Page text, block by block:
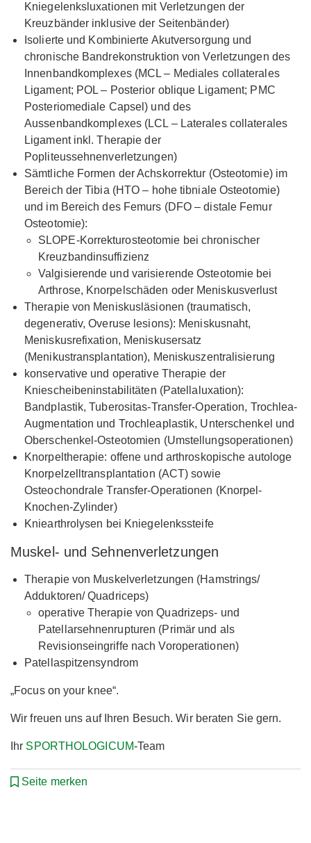
Kniegelenksluxationen mit Verletzungen der
Kreuzbänder inklusive der Seitenbänder)
Isolierte und Kombinierte Akutversorgung und
chronische Bandrekonstruktion von Verletzungen des
Innenbandkomplexes (MCL – Mediales collaterales
Ligament; POL – Posterior oblique Ligament; PMC
Posteriomediale Capsel) und des
Aussenbandkomplexes (LCL – Laterales collaterales
Ligament inkl. Therapie der
Popliteussehnenverletzungen)
Sämtliche Formen der Achskorrektur (Osteotomie) im
Bereich der Tibia (HTO – hohe tibniale Osteotomie)
und im Bereich des Femurs (DFO – distale Femur
Osteotomie):
SLOPE-Korrekturosteotomie bei chronischer
Kreuzbandinsuffizienz
Valgisierende und varisierende Osteotomie bei
Arthrose, Knorpelschäden oder Meniskusverlust
Therapie von Meniskusläsionen (traumatisch,
degenerativ, Overuse lesions): Meniskusnaht,
Meniskusrefixation, Meniskusersatz
(Menikustransplantation), Meniskuszentralisierung
konservative und operative Therapie der
Kniescheibeninstabilitäten (Patellaluxation):
Bandplastik, Tuberositas-Transfer-Operation, Trochlea-
Augmentation und Trochleaplastik, Unterschenkel und
Oberschenkel-Osteotomien (Umstellungsoperationen)
Knorpeltherapie: offene und arthroskopische autologe
Knorpelzelltransplantation (ACT) sowie
Osteochondrale Transfer-Operationen (Knorpel-
Knochen-Zylinder)
Kniearthrolysen bei Kniegelenkssteife
Muskel- und Sehnenverletzungen
Therapie von Muskelverletzungen (Hamstrings/
Adduktoren/ Quadriceps)
operative Therapie von Quadrizeps- und
Patellarsehnenrupturen (Primär und als
Revisionseingriffe nach Voroperationen)
Patellaspitzensyndrom
„Focus on your knee“.
Wir freuen uns auf Ihren Besuch. Wir beraten Sie gern.
Ihr SPORTHOLOGICUM-Team
Seite merken